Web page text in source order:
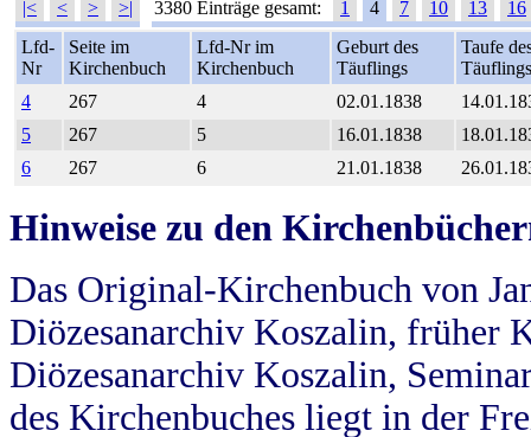
|< < > >| 3380 Einträge gesamt: 1 4 7 10 13
16
Lfd-
Nr
Seite im
Kirchenbuch
Lfd-Nr im
Kirchenbuch
Geburt des
Täuflings
Taufe
Täuflings
4
267 4 02.01.1838
5
267 5 16.01.1838
6
267 6 21.01.1838
Hinweise zu den
Das Original-Kirchenbuch von
Diözesanarchiv Koszalin, früher
Diözesanarchiv Koszalin,
des Kirchenbuches liegt in der